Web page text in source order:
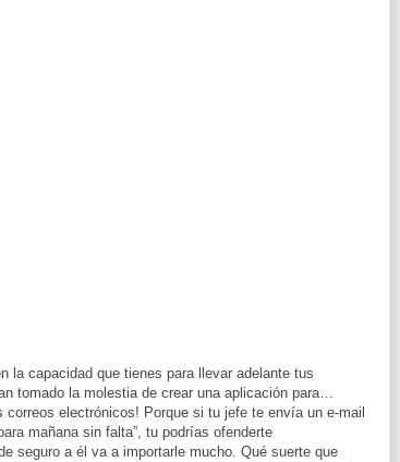
la capacidad que tienes para llevar adelante tus
tomado la molestia de crear una aplicación para…
correos electrónicos! Porque si tu jefe te envía un e-mail
mañana sin falta”, tu podrías ofenderte
seguro a él va a importarle mucho. Qué suerte que